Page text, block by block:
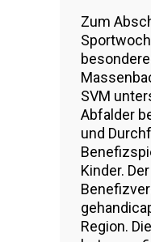
Zum
SVM
Abfalder
und
Kinder.
Region.